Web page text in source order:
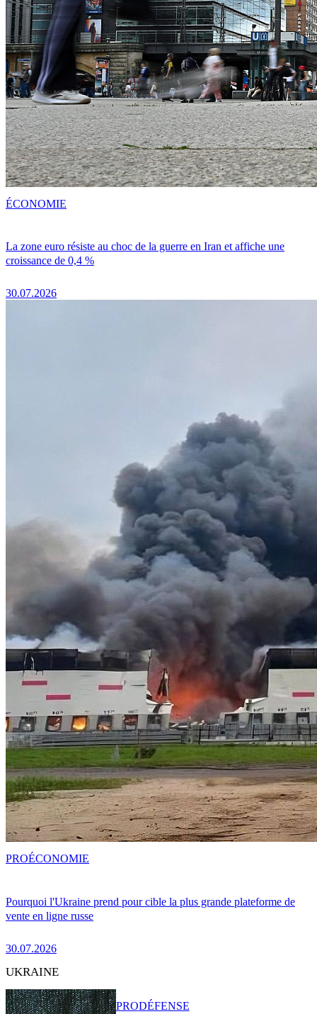
La zone euro résiste au choc de la guerre en Iran et affiche une
croissance de 0,4 %
30.07.2026
ÉCONOMIE
Pourquoi l'Ukraine prend pour cible la plus grande plateforme de
vente en ligne russe
30.07.2026
PROÉCONOMIE
UKRAINE
PRODÉFENSE